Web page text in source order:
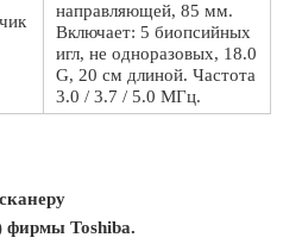
направляющей, 85 мм.
Включает: 5 биопсийных
игл, не одноразовых, 18.0
G, 20 см длиной. Частота
3.0 / 3.7 / 5.0 МГц.
фирмы Toshiba.